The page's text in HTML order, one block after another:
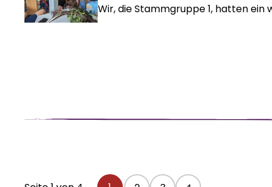
Wir, die Stammgruppe 1, hatten ein